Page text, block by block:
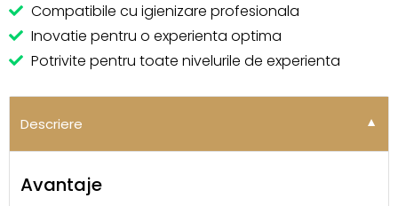
Compatibile cu igienizare profesionala
Inovatie pentru o experienta optima
Potrivite pentru toate nivelurile de experienta
Alternative:
Descriere ▼
Avantaje